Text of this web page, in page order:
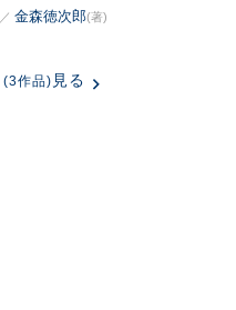
／ 金森徳次郎(著)
(3作品) 見る